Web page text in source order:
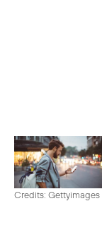
Credits: Gettyimages